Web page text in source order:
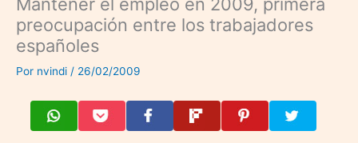
preocupación entre los trabajadores
españoles
Por nvindi / 26/02/2009